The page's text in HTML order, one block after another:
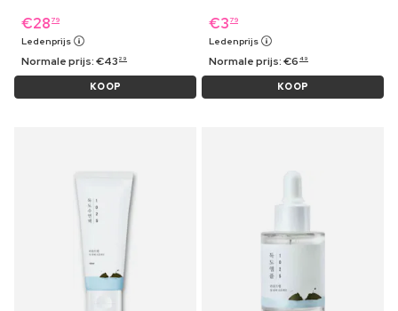
€28 79
Ledenprijs
Normale prijs:€43 29
KOOP
€3 79
Ledenprijs
Normale prijs:€6 49
KOOP